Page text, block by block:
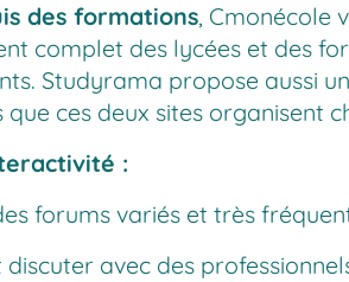
des formations, Cmonécole
complet des lycées et des
Studyrama propose aussi
que ces deux sites organisent
:
forums variés et très
discuter avec des